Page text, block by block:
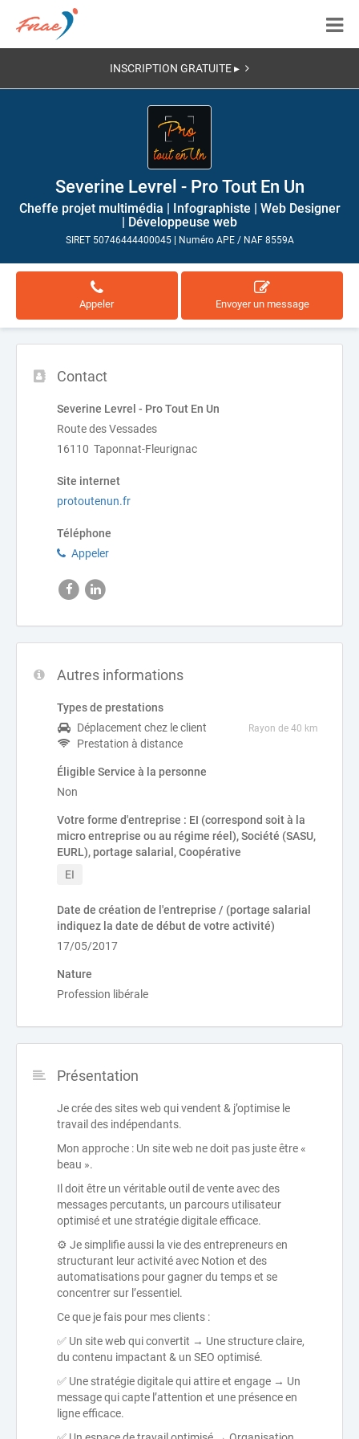
INSCRIPTION GRATUITE ▸
Severine Levrel - Pro Tout En Un
Cheffe projet multimédia | Infographiste | Web Designer
| Développeuse web
SIRET 50746444400045 Numéro APE / NAF 8559A
Appeler Envoyer un message
Contact
Severine Levrel - Pro Tout En Un
Route des Vessades
16110 Taponnat-Fleurignac
Site internet
protoutenun.fr
Téléphone
Appeler
Autres informations
Types de prestations
Déplacement chez le client
Rayon de 40 km
Prestation à distance
Éligible Service à la personne
Non
Votre forme d'entreprise : EI (correspond soit à la
micro entreprise ou au régime réel), Société (SASU,
EURL), portage salarial, Coopérative
EI
Date de création de l'entreprise / (portage salarial
indiquez la date de début de votre activité)
17/05/2017
Nature
Profession libérale
Présentation
Je crée des sites web qui vendent & j’optimise le
travail des indépendants.
Mon approche : Un site web ne doit pas juste être «
beau ».
Il doit être un véritable outil de vente avec des
messages percutants, un parcours utilisateur
optimisé et une stratégie digitale efficace.
⚙️ Je simplifie aussi la vie des entrepreneurs en
structurant leur activité avec Notion et des
automatisations pour gagner du temps et se
concentrer sur l’essentiel.
Ce que je fais pour mes clients :
✅ Un site web qui convertit → Une structure claire,
du contenu impactant & un SEO optimisé.
✅ Une stratégie digitale qui attire et engage → Un
message qui capte l’attention et une présence en
ligne efficace.